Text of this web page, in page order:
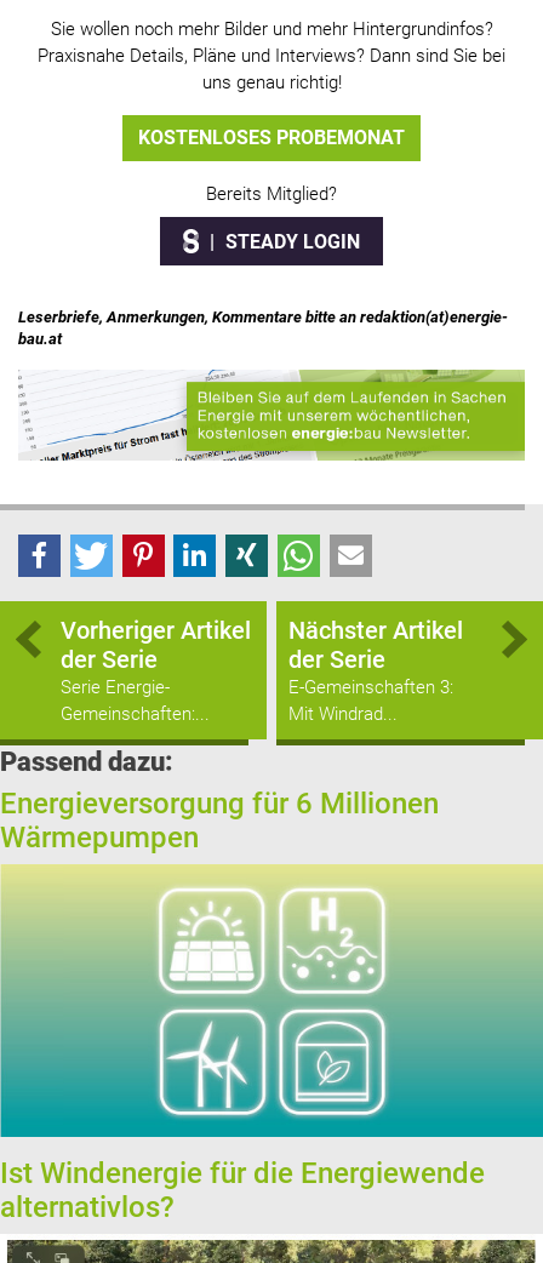
Sie wollen noch mehr Bilder und mehr Hintergrundinfos?
Praxisnahe Details, Pläne und Interviews? Dann sind Sie bei
uns genau richtig!
KOSTENLOSES PROBEMONAT
Bereits Mitglied?
STEADY LOGIN
Leserbriefe, Anmerkungen, Kommentare bitte an redaktion(at)energie-
bau.at
Vorheriger Artikel
der Serie
Serie Energie-
Gemeinschaften:...
Nächster Artikel
der Serie
E-Gemeinschaften 3:
Mit Windrad...
Passend dazu:
Energieversorgung für 6 Millionen
Wärmepumpen
Ist Windenergie für die Energiewende
alternativlos?